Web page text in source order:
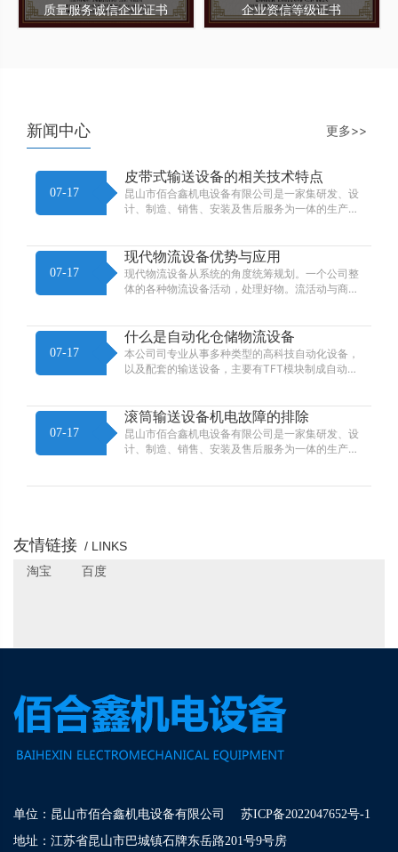
质量服务诚信企业证书 企业资信等级证书
更多>>
新闻中心
07-17
皮带式输送设备的相关技术特点
昆山市佰合鑫机电设备有限公司是一家集研发、设
计、制造、销售、安装及售后服务为一体的生产型
07-17
现代物流设备优势与应用
现代物流设备从系统的角度统筹规划。一个公司整
体的各种物流设备活动，处理好物。流活动与商流
优化。
07-17
什么是自动化仓储物流设备
本公司司专业从事多种类型的高科技自动化设备，
以及配套的输送设备，主要有TFT模块制成自动化
LCD/TV生产输线设备、太阳能组件生产设备、滚
筒输送线、皮带输送线、链板输送线，各种工作桌
及操作台、各种单机及治具生产、钣金制作（各种
07-17
滚筒输送设备机电故障的排除
昆山市佰合鑫机电设备有限公司是一家集研发、设
计、制造、销售、安装及售后服务为一体的生产型
友情链接 / LINKS
淘宝 百度
单位：昆山市佰合鑫机电设备有限公司
苏ICP备2022047652号-1
地址：江苏省昆山市巴城镇石牌东岳路201号9号房